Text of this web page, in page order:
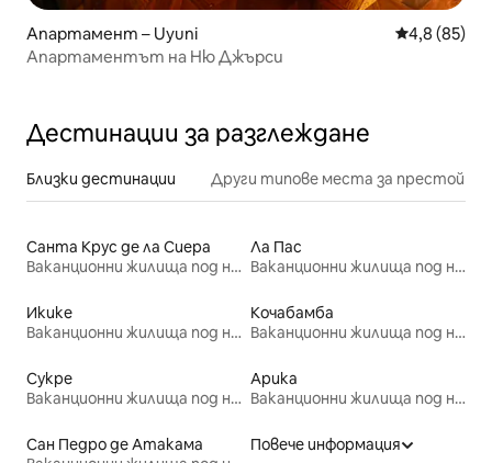
Апартамент – Uyuni Средна
4,8 (85)
Апартаментът на Ню Джърси
Дестинации за разглеждане
Близки дестинации Други типове места за престой
Санта Крус де ла Сиера
Ваканционни жилища под наем
Ла Пас
Ваканционни жилища под наем
Икике
Ваканционни жилища под наем
Кочабамба
Ваканционни жилища под наем
Сукре
Ваканционни жилища под наем
Арика
Ваканционни жилища под наем
Сан Педро де Атакама
Повече информация